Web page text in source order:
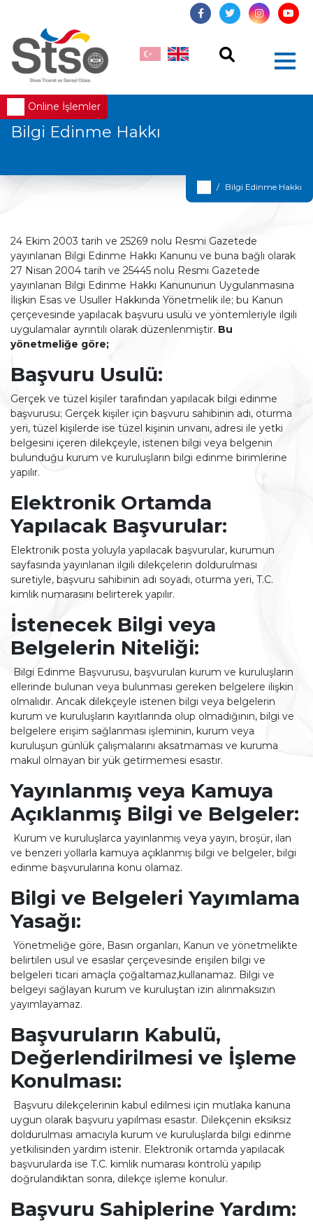
Online İşlemler
Bilgi Edinme Hakkı
Bilgi Edinme Hakkı
24 Ekim 2003 tarih ve 25269 nolu Resmi Gazetede
yayınlanan Bilgi Edinme Hakkı Kanunu ve buna bağlı olarak
27 Nisan 2004 tarih ve 25445 nolu Resmi Gazetede
yayınlanan Bilgi Edinme Hakkı Kanununun Uygulanmasına
İlişkin Esas ve Usuller Hakkında Yönetmelik ile; bu Kanun
çerçevesinde yapılacak başvuru usulü ve yöntemleriyle ilgili
uygulamalar ayrıntılı olarak düzenlenmiştir. Bu
yönetmeliğe göre;
Başvuru Usulü:
Gerçek ve tüzel kişiler tarafından yapılacak bilgi edinme
başvurusu; Gerçek kişiler için başvuru sahibinin adı, oturma
yeri, tüzel kişilerde ise tüzel kişinin unvanı, adresi ile yetki
belgesini içeren dilekçeyle, istenen bilgi veya belgenin
bulunduğu kurum ve kuruluşların bilgi edinme birimlerine
yapılır.
Elektronik Ortamda
Yapılacak Başvurular:
Elektronik posta yoluyla yapılacak başvurular, kurumun
sayfasında yayınlanan ilgili dilekçelerin doldurulması
suretiyle, başvuru sahibinin adı soyadı, oturma yeri, T.C.
kimlik numarasını belirterek yapılır.
İstenecek Bilgi veya
Belgelerin Niteliği:
Bilgi Edinme Başvurusu, başvurulan kurum ve kuruluşların
ellerinde bulunan veya bulunması gereken belgelere ilişkin
olmalıdır. Ancak dilekçeyle istenen bilgi veya belgelerin
kurum ve kuruluşların kayıtlarında olup olmadığının, bilgi ve
belgelere erişim sağlanması işleminin, kurum veya
kuruluşun günlük çalışmalarını aksatmaması ve kuruma
makul olmayan bir yük getirmemesi esastır.
Yayınlanmış veya Kamuya
Açıklanmış Bilgi ve Belgeler:
Kurum ve kuruluşlarca yayınlanmış veya yayın, broşür, ilan
ve benzeri yollarla kamuya açıklanmış bilgi ve belgeler, bilgi
edinme başvurularına konu olamaz.
Bilgi ve Belgeleri Yayımlama
Yasağı:
Yönetmeliğe göre, Basın organları, Kanun ve yönetmelikte
belirtilen usul ve esaslar çerçevesinde erişilen bilgi ve
belgeleri ticari amaçla çoğaltamaz,kullanamaz. Bilgi ve
belgeyi sağlayan kurum ve kuruluştan izin alınmaksızın
yayımlayamaz.
Başvuruların Kabulü,
Değerlendirilmesi ve İşleme
Konulması:
Başvuru dilekçelerinin kabul edilmesi için mutlaka kanuna
uygun olarak başvuru yapılması esastır. Dilekçenin eksiksiz
doldurulması amacıyla kurum ve kuruluşlarda bilgi edinme
yetkilisinden yardım istenir. Elektronik ortamda yapılacak
başvurularda ise T.C. kimlik numarası kontrolü yapılıp
doğrulandıktan sonra, dilekçe işleme konulur.
Başvuru Sahiplerine Yardım: